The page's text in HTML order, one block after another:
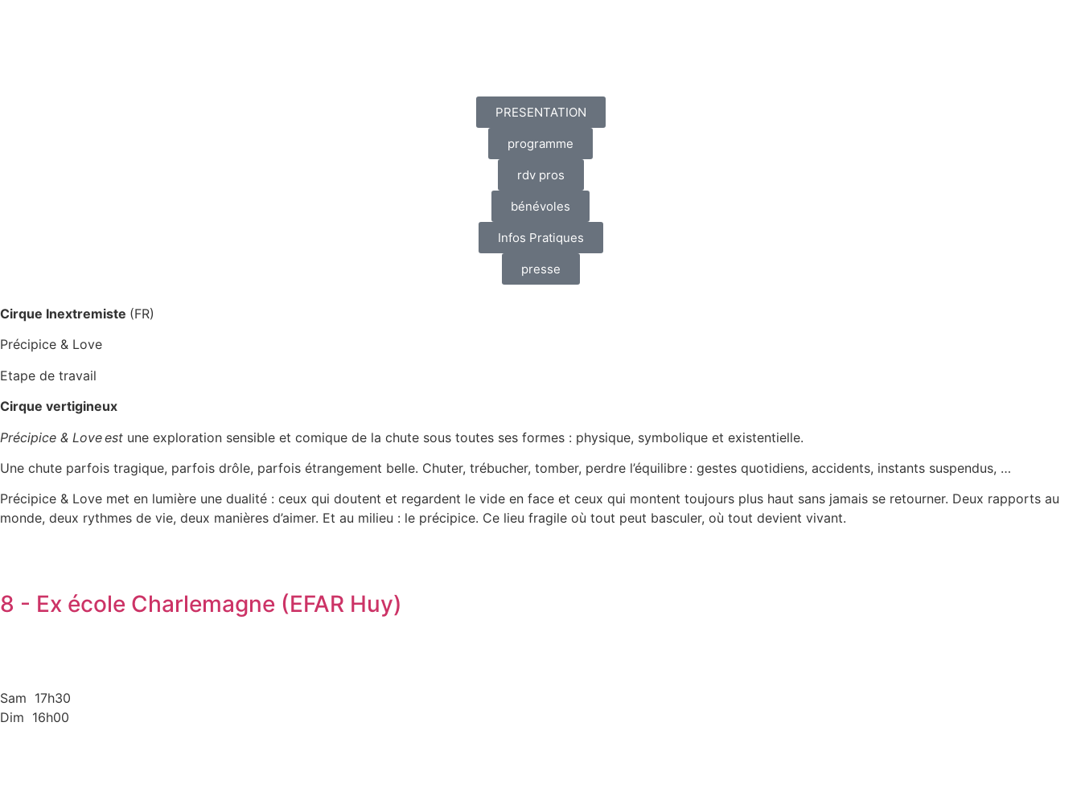
PRESENTATION
programme
rdv pros
bénévoles
Infos Pratiques
presse
Cirque Inextremiste (FR)
Précipice & Love
Etape de travail
Cirque vertigineux
Précipice & Loveest une exploration sensible et comique de la chute sous toutes ses formes : physique, symbolique et existentielle.
Une chute parfois tragique, parfois drôle, parfois étrangement belle. Chuter, trébucher, tomber, perdre l’équilibre : gestes quotidiens, accidents, instants suspendus, …
Précipice & Love met en lumière une dualité : ceux qui doutent et regardent le vide en face et ceux qui montent toujours plus haut sans jamais se retourner. Deux rapports au
monde, deux rythmes de vie, deux manières d’aimer. Et au milieu : le précipice. Ce lieu fragile où tout peut basculer, où tout devient vivant.
8 - Ex école Charlemagne (EFAR Huy)
Sam 17h30
Dim 16h00